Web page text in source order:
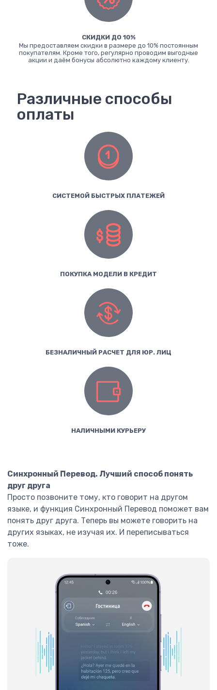
СКИДКИ ДО 10%
Мы предоставляем скидки в размере до 10% постоянным
покупателям. Кроме того, регулярно проводим выгодные
акции и даём бонусы абсолютно каждому клиенту.
Различные способы
оплаты
СИСТЕМОЙ БЫСТРЫХ ПЛАТЕЖЕЙ
ПОКУПКА МОДЕЛИ В КРЕДИТ
БЕЗНАЛИЧНЫЙ РАСЧЕТ ДЛЯ ЮР. ЛИЦ
НАЛИЧНЫМИ КУРЬЕРУ
Синхронный Перевод. Лучший способ понять
друг друга
Просто позвоните тому, кто говорит на другом
языке, и функция Синхронный Перевод поможет вам
понять друг друга. Теперь вы можете говорить на
других языках, не изучая их. И переписываться
тоже.